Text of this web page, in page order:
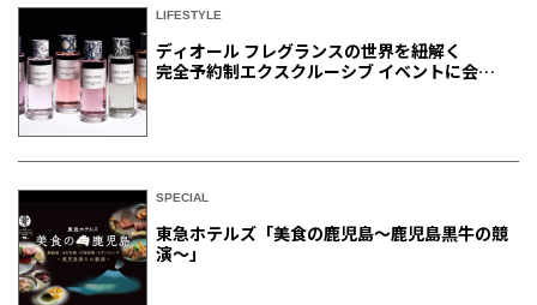
LIFESTYLE
ディオール フレグランスの世界を紐解く
完全予約制エクスクルーシブ イベントに会員
SPECIAL
東急ホテルズ「美食の鹿児島～鹿児島黒牛の競
演～」